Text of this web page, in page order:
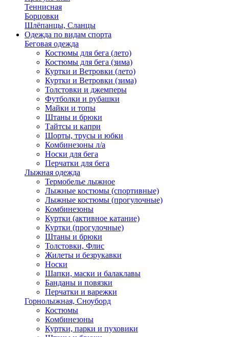
Теннисная
Борцовки
Шлёпанцы, Сланцы
Одежда по видам спорта
Беговая одежда
Костюмы для бега (лето)
Костюмы для бега (зима)
Куртки и Ветровки (лето)
Куртки и Ветровки (зима)
Толстовки и джемперы
Футболки и рубашки
Майки и топы
Штаны и брюки
Тайтсы и капри
Шорты, трусы и юбки
Комбинезоны л/а
Носки для бега
Перчатки для бега
Лыжная одежда
Термобелье лыжное
Лыжные костюмы (спортивные)
Лыжные костюмы (прогулочные)
Комбинезоны
Куртки (активное катание)
Куртки (прогулочные)
Штаны и брюки
Толстовки, Флис
Жилеты и безрукавки
Носки
Шапки, маски и балаклавы
Банданы и повязки
Перчатки и варежки
Горнолыжная, Сноуборд
Костюмы
Комбинезоны
Куртки, парки и пуховики